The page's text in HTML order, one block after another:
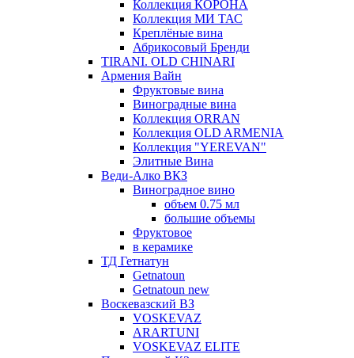
Коллекция КОРОНА
Коллекция МИ ТАС
Креплёные вина
Абрикосовый Бренди
TIRANI. OLD CHINARI
Армения Вайн
Фруктовые вина
Виноградные вина
Коллекция ORRAN
Коллекция OLD ARMENIA
Коллекция "YEREVAN"
Элитные Вина
Веди-Алко ВКЗ
Виноградное вино
объем 0.75 мл
большие объемы
Фруктовое
в керамике
ТД Гетнатун
Getnatoun
Getnatoun new
Воскевазский ВЗ
VOSKEVAZ
ARARTUNI
VOSKEVAZ ELITE